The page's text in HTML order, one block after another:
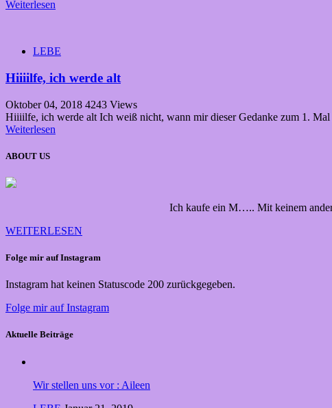
Weiterlesen
LEBE
Hiiiilfe, ich werde alt
Oktober 04, 2018 4243 Views
Hiiiilfe, ich werde alt Ich weiß nicht, wann mir dieser Gedanke zum 1.
Weiterlesen
ABOUT US
Ich kaufe ein M….. Mit keinem
WEITERLESEN
Folge mir auf Instagram
Instagram hat keinen Statuscode 200 zurückgegeben.
Folge mir auf Instagram
Aktuelle Beiträge
Wir stellen uns vor : Aileen